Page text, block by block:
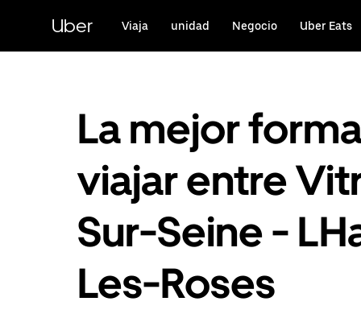
contenido
principal
Uber Viaja unidad Negocio Uber Eats
La mejor
viajar entre
Sur-Seine -
Les-Roses